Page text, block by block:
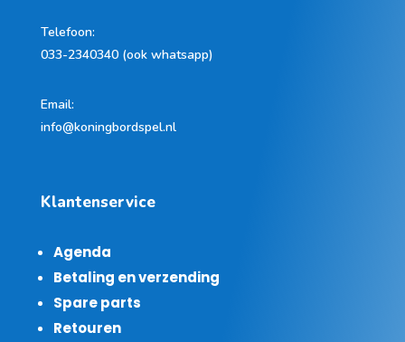
Telefoon:
033-2340340 (ook whatsapp)
Email:
info@koningbordspel.nl
Klantenservice
Agenda
Betaling en verzending
Spare parts
Retouren